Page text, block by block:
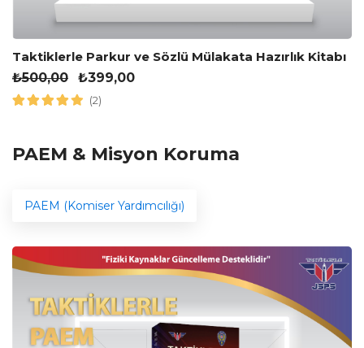
Taktiklerle Parkur ve Sözlü Mülakata Hazırlık Kitabı
₺500,00 ₺399,00
(2)
PAEM & Misyon Koruma
PAEM (Komiser Yardımcılığı)